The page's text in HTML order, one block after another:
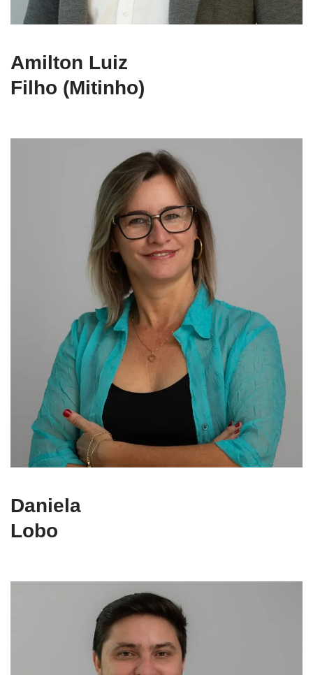
Amilton Luiz
Filho (Mitinho)
Daniela
Lobo